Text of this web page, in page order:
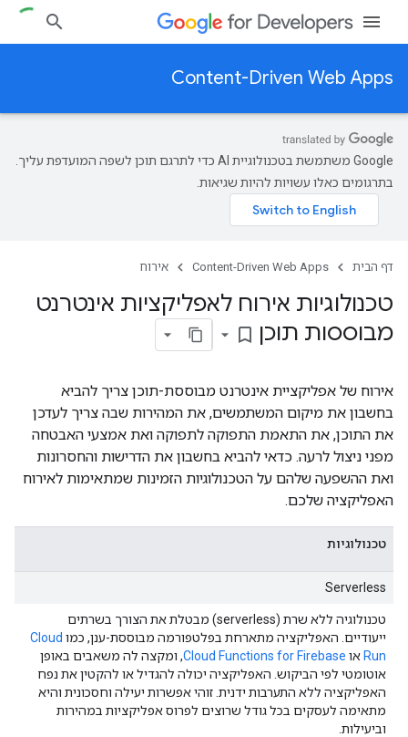
Content-Driven Web Apps
‫Google משתמשת בטכנולוגיית AI כדי לתרגם תוכן לשפה המועדפת עליך.
בתרגומים כאלו עשויות להיות שגיאות.
דף הבית Content-Driven Web Apps אירוח
טכנולוגיות אירוח לאפליקציות אינטרנט
מבוססות תוכן bookmark_border
אירוח של אפליקציית אינטרנט מבוססת-תוכן צריך להביא
בחשבון את מיקום המשתמשים, את המהירות שבה צריך לעדכן
את התוכן, את התאמת התפוקה לתפוקה ואת אמצעי האבטחה
מפני ניצול לרעה. כדאי להביא בחשבון את הדרישות והחסרונות
ואת ההשפעה שלהם על הטכנולוגיות הזמינות שמתאימות לאירוח
האפליקציה שלכם.
טכנולוגיות
Serverless
טכנולוגיה ללא שרת (serverless) מבטלת את הצורך בשרתים
ייעודיים. האפליקציה מתארחת בפלטפורמה מבוססת-ענן, כמו Cloud
Run או Cloud Functions for Firebase, ומקצה לה משאבים באופן
אוטומטי לפי הביקוש. האפליקציה יכולה להגדיל או להקטין את נפח
האפליקציה ללא התערבות ידנית. זוהי אפשרות יעילה וחסכונית והיא
מתאימה לעסקים בכל גודל שרוצים לפרוס אפליקציות במהירות
וביעילות.